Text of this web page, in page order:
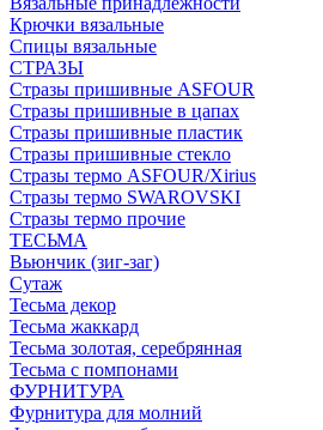
Крючки вязальные
Спицы вязальные
СТРАЗЫ
Стразы пришивные ASFOUR
Стразы пришивные в цапах
Стразы пришивные пластик
Стразы пришивные стекло
Стразы термо ASFOUR/Xirius
Стразы термо SWAROVSKI
Стразы термо прочие
ТЕСЬМА
Вьюнчик (зиг-заг)
Сутаж
Тесьма декор
Тесьма жаккард
Тесьма золотая, серебрянная
Тесьма с помпонами
ФУРНИТУРА
Фурнитура для молний